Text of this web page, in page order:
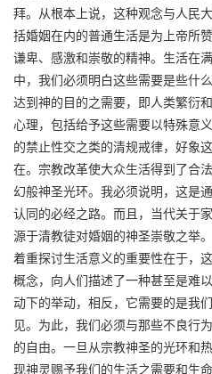
拜。从根本上说，这种观念与人民
括婚姻在内的普通生活是为上帝
谦卑、感激和崇敬的精神。生活在
中，我们必须明白这些需要是些什
达到神的目的之需要，即人类繁衍
心理，包括给予这些需要以特殊
的禁止性交之类的清规戒律，好象
在。宗教改革使大众生活得到了合
幻般神圣光环。我必须说明，这是
认同的必经之路。而且，当代关于
源于清教徒对婚姻的神圣崇敬之举。
着重探讨生活意义的重要性在于，
概念，向人们描述了一种甚至是
动下的举动，相反，它需要的是我
见。为此，我们必须与那些不良行
的自由。一旦从宗教神圣的光环和
现神灵赐予我们的生活之需要和生